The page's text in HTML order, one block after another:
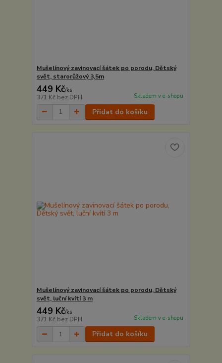
Mušelínový zavinovací šátek po porodu, Dětský
svět, starorůžový 3,5m
449 Kč/ks
371 Kč bez DPH Skladem v e-shopu
Přidat do košíku
Mušelínový zavinovací šátek po porodu, Dětský
svět, luční kvítí 3 m
449 Kč/ks
371 Kč bez DPH Skladem v e-shopu
Přidat do košíku